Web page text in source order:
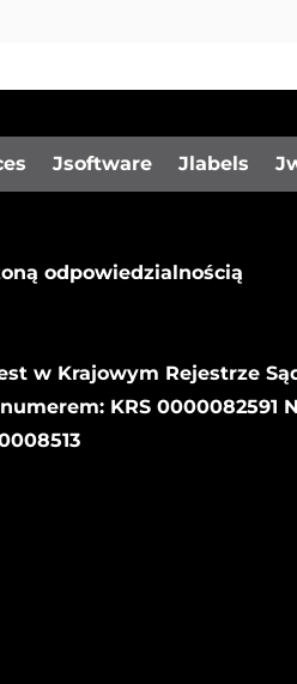
Jsoftware Jlabels
odpowiedzialnością
w Krajowym Rejestrze
KRS 0000082591